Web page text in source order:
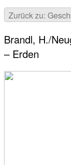
Zurück zu:
Brandl, H./
– Erden